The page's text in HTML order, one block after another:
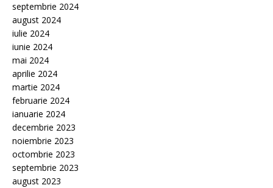
septembrie 2024
august 2024
iulie 2024
iunie 2024
mai 2024
aprilie 2024
martie 2024
februarie 2024
ianuarie 2024
decembrie 2023
noiembrie 2023
octombrie 2023
septembrie 2023
august 2023